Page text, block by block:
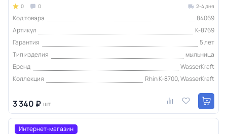
0 0 2-4 дня
Код товара
84069
Артикул
K-8769
Гарантия
5 лет
Тип изделия
мыльница
Бренд
WasserKraft
Коллекция
Rhin K-8700, WasserKraft
3 340 ₽ шт
Интернет-магазин